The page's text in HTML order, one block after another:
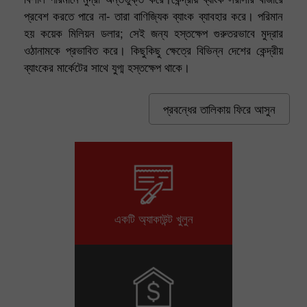
প্রবেশ করতে পারে না- তারা বাণিজ্যিক ব্যাংক ব্যাবহার করে। পরিমান
হয় কয়েক মিলিয়ন ডলার; সেই জন্য হস্তক্ষেপ গুরুতরভাবে মুদ্রার
ওঠানামকে প্রভাবিত করে। কিছুকিছু ক্ষেত্রে বিভিন্ন দেশের কেন্দ্রীয়
ব্যাংকের মার্কেটের সাথে যুগ্ম হস্তক্ষেপ থাকে।
প্রবন্ধের তালিকায় ফিরে আসুন
একটি অ্যাকাউন্ট খুলুন